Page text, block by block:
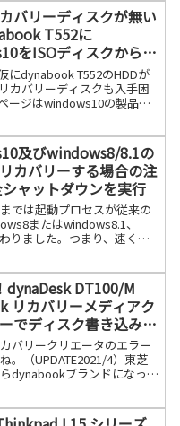
すが、各々リカバリーのや
きを読む
バリーディスクが無い
T552に
をISOディスクからク
ストールしてみた
にdynabook T552のHDDが
カバリーディスクも入手困
ージはwindows10の製品版
及びwindows8/8.1の
カバリーする場合の注
ャットダウンを実行
では起動プロセスが従来の
またはwindows8.1、
りました。つまり、速く起
dynaDesk DT100/M
リカバリーメディアク
でディスク書き込み中
バリークリエータのエラー
。（UPDATE2021/4）東芝
dynabookブランドになって
書き込みに失敗何が続きを